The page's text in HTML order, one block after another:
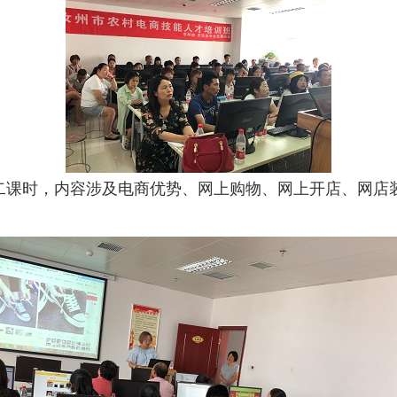
，内容涉及电商优势、网上购物、网上开店、网店